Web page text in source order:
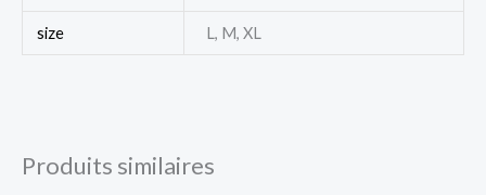
size L, M, XL
Produits similaires